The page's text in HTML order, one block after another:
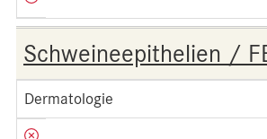
Schweineepithelien /
Dermatologie